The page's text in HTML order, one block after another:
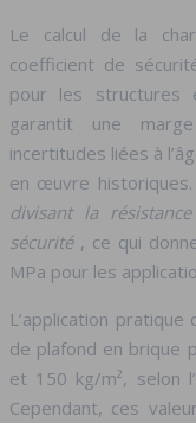
Le calcul de la
coefficient de
pour les structures
garantit une
incertitudes liées à
en œuvre historiques.
divisant la
sécurité , ce qui
MPa pour les
L’application
de plafond en brique
et 150 kg/m², selon
Cependant, ces